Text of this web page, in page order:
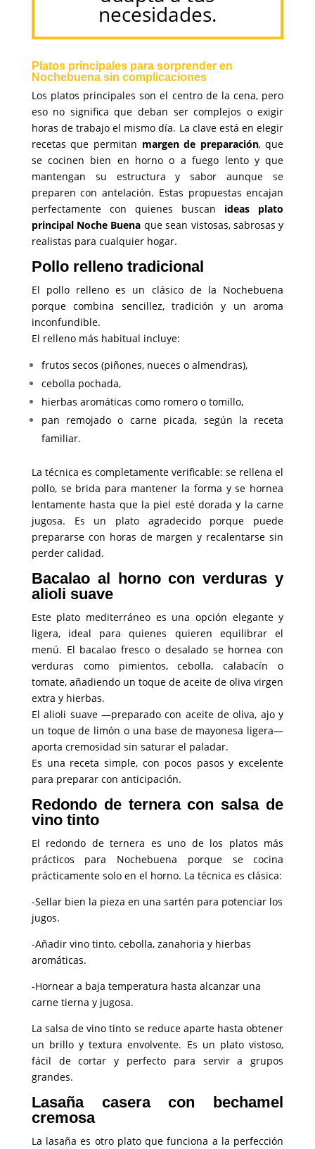
necesidades.
Platos principales para sorprender en
Nochebuena sin complicaciones
Los platos principales son el centro de la cena, pero
eso no significa que deban ser complejos o exigir
horas de trabajo el mismo día. La clave está en elegir
recetas que permitan margen de preparación, que
se cocinen bien en horno o a fuego lento y que
mantengan su estructura y sabor aunque se
preparen con antelación. Estas propuestas encajan
perfectamente con quienes buscan ideas plato
principal Noche Buena que sean vistosas, sabrosas y
realistas para cualquier hogar.
Pollo relleno tradicional
El pollo relleno es un clásico de la Nochebuena
porque combina sencillez, tradición y un aroma
inconfundible.
El relleno más habitual incluye:
frutos secos (piñones, nueces o almendras),
cebolla pochada,
hierbas aromáticas como romero o tomillo,
pan remojado o carne picada, según la receta
familiar.
La técnica es completamente verificable: se rellena el
pollo, se brida para mantener la forma y se hornea
lentamente hasta que la piel esté dorada y la carne
jugosa. Es un plato agradecido porque puede
prepararse con horas de margen y recalentarse sin
perder calidad.
Bacalao al horno con verduras y
alioli suave
Este plato mediterráneo es una opción elegante y
ligera, ideal para quienes quieren equilibrar el
menú. El bacalao fresco o desalado se hornea con
verduras como pimientos, cebolla, calabacín o
tomate, añadiendo un toque de aceite de oliva virgen
extra y hierbas.
El alioli suave —preparado con aceite de oliva, ajo y
un toque de limón o una base de mayonesa ligera—
aporta cremosidad sin saturar el paladar.
Es una receta simple, con pocos pasos y excelente
para preparar con anticipación.
Redondo de ternera con salsa de
vino tinto
El redondo de ternera es uno de los platos más
prácticos para Nochebuena porque se cocina
prácticamente solo en el horno. La técnica es clásica:
-Sellar bien la pieza en una sartén para potenciar los
jugos.
-Añadir vino tinto, cebolla, zanahoria y hierbas
aromáticas.
-Hornear a baja temperatura hasta alcanzar una
carne tierna y jugosa.
La salsa de vino tinto se reduce aparte hasta obtener
un brillo y textura envolvente. Es un plato vistoso,
fácil de cortar y perfecto para servir a grupos
grandes.
Lasaña casera con bechamel
cremosa
La lasaña es otro plato que funciona a la perfección